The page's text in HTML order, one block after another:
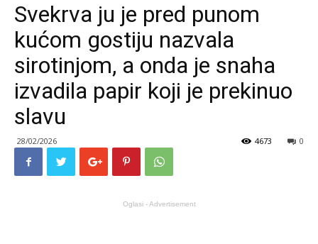
Svekrva ju je pred punom
kućom gostiju nazvala
sirotinjom, a onda je snaha
izvadila papir koji je prekinuo
slavu
28/02/2026 0
4673
Oglasi - Advertisement